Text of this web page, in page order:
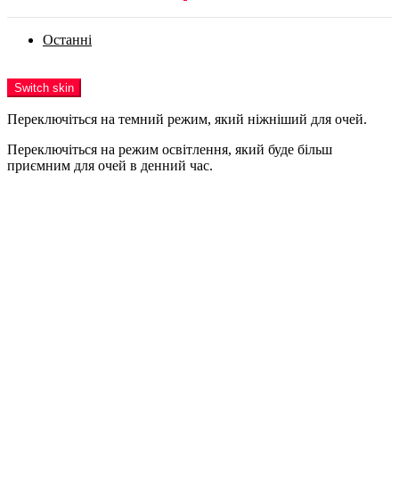
Останні
Switch skin
Переключіться на темний режим, який ніжніший для очей.
Переключіться на режим освітлення, який буде більш
приємним для очей в денний час.